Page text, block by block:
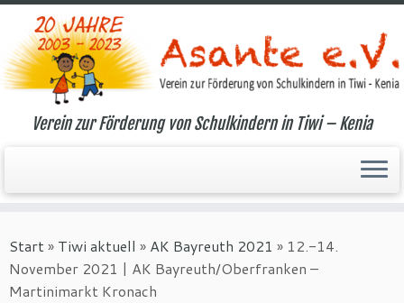
Inhalt
springen
Verein zur Förderung von Schulkindern in Tiwi – Kenia
Start» Tiwi aktuell » AK Bayreuth 2021 » 12.-14.
November 2021 | AK Bayreuth/Oberfranken –
Martinimarkt Kronach